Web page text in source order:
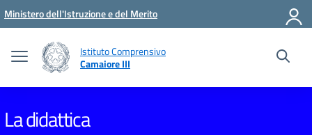
Vai ai contenuti
Vai al menu di navigazione
Vai al footer
Ministero dell'Istruzione e del Merito
Istituto Comprensivo
Camaiore III
La didattica